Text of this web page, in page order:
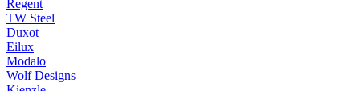
Regent
TW Steel
Duxot
Eilux
Modalo
Wolf Designs